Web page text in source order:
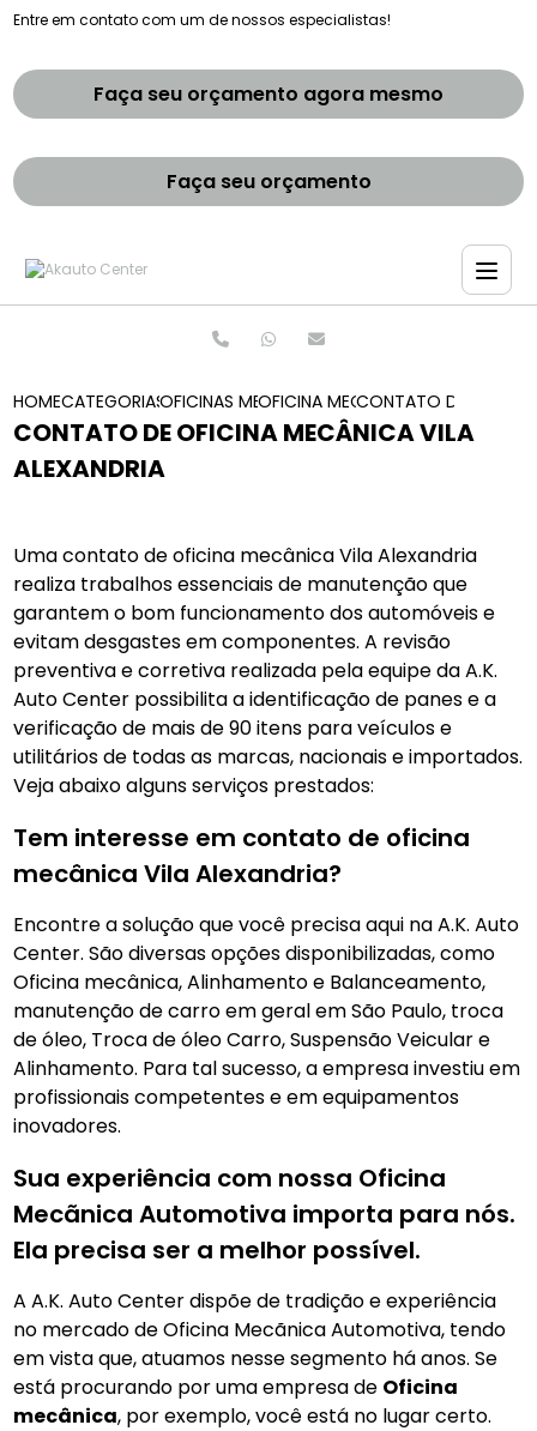
Entre em contato com um de nossos especialistas!
Faça seu orçamento agora mesmo
Faça seu orçamento
HOMECATEGORIASOFICINAS MECANICASOFICINA MECANICA REVISAO
CONTATO DE
CONTATO DE OFICINA MECÂNICA VILA
ALEXANDRIA
Uma contato de oficina mecânica Vila Alexandria
realiza trabalhos essenciais de manutenção que
garantem o bom funcionamento dos automóveis e
evitam desgastes em componentes. A revisão
preventiva e corretiva realizada pela equipe da A.K.
Auto Center possibilita a identificação de panes e a
verificação de mais de 90 itens para veículos e
utilitários de todas as marcas, nacionais e importados.
Veja abaixo alguns serviços prestados:
Tem interesse em contato de oficina
mecânica Vila Alexandria?
Encontre a solução que você precisa aqui na A.K. Auto
Center. São diversas opções disponibilizadas, como
Oficina mecânica, Alinhamento e Balanceamento,
manutenção de carro em geral em São Paulo, troca
de óleo, Troca de óleo Carro, Suspensão Veicular e
Alinhamento. Para tal sucesso, a empresa investiu em
profissionais competentes e em equipamentos
inovadores.
Sua experiência com nossa Oficina
Mecãnica Automotiva importa para nós.
Ela precisa ser a melhor possível.
A A.K. Auto Center dispõe de tradição e experiência
no mercado de Oficina Mecãnica Automotiva, tendo
em vista que, atuamos nesse segmento há anos. Se
está procurando por uma empresa de Oficina
mecânica, por exemplo, você está no lugar certo.